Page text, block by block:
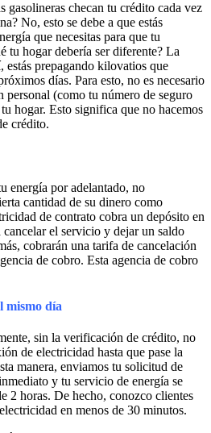
gasolineras checan tu crédito cada vez
No, esto se debe a que estás
que necesitas para que tu
tu hogar debería ser diferente? La
estás prepagando kilovatios que
días. Para esto, no es necesario
personal (como tu número de seguro
hogar. Esto significa que no hacemos
crédito.
energía por adelantado, no
cantidad de su dinero como
de contrato cobra un depósito en
el servicio y dejar un saldo
cobrarán una tarifa de cancelación
de cobro. Esta agencia de cobro
mismo día
sin la verificación de crédito, no
de electricidad hasta que pase la
manera, enviamos tu solicitud de
y tu servicio de energía se
2 horas. De hecho, conozco clientes
en menos de 30 minutos.